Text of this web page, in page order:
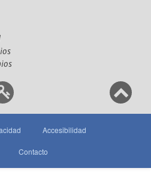
Accesibilidad
Contacto